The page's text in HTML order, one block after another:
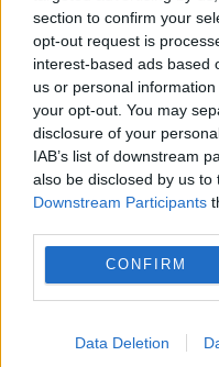
section to confirm your
opt-out request is
interest-based ads based
us or personal
your opt-out. You may
disclosure of your
IAB’s list of downstream
also be disclosed by us to
Downstream Participants
CONFIRM
Data Deletion